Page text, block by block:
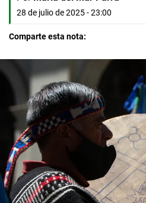
28 de julio de 2025 - 23:00
Comparte esta nota: